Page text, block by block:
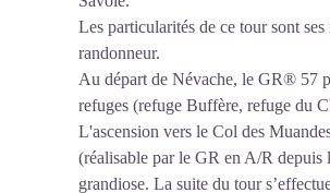
Les particularités de ce tour sont
randonneur.
Au départ de Névache, le GR® 57
refuges (refuge Buffère, refuge du
L'ascension vers le Col des
(réalisable par le GR en A/R depuis
grandiose. La suite du tour